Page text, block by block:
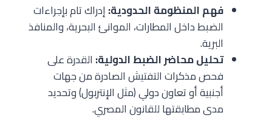
فهم المنظومة الحدودية:إدراك تام بإجراءات
الضبط داخل المطارات، الموانئ البحرية، والمنافذ
البرية.
تحليل محاضر الضبط الدولية: القدرة على
فحص مذكرات التفتيش الصادرة من جهات
أجنبية أو تعاون دولي (مثل الإنتربول) وتحديد
مدى مطابقتها للقانون المصري.